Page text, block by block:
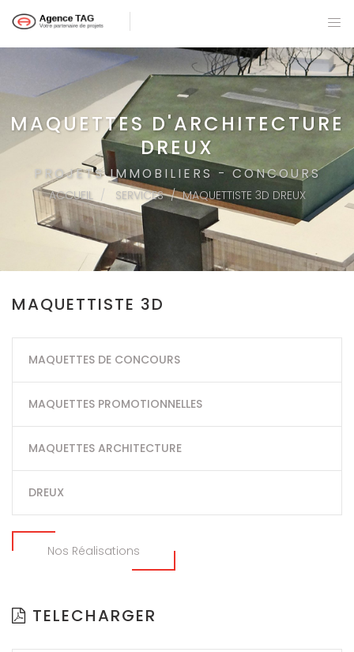
MAQUETTES D'ARCHITECTURE
DREUX
PROJETS IMMOBILIERS - CONCOURS
ACCUEIL SERVICES MAQUETTISTE 3D DREUX
MAQUETTISTE 3D
MAQUETTES DE CONCOURS
MAQUETTES PROMOTIONNELLES
MAQUETTES ARCHITECTURE
DREUX
Nos Réalisations
TELECHARGER